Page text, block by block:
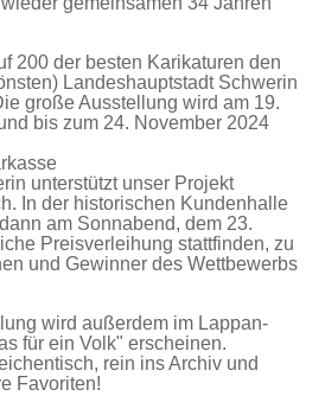
200 der besten Karikaturen den
Landeshauptstadt Schwerin
große Ausstellung wird am 19.
bis zum 24. November 2024
unterstützt unser Projekt
In der historischen Kundenhalle
am Sonnabend, dem 23.
Preisverleihung stattfinden, zu
und Gewinner des Wettbewerbs
wird außerdem im Lappan-
für ein Volk" erscheinen.
rein ins Archiv und
Favoriten!